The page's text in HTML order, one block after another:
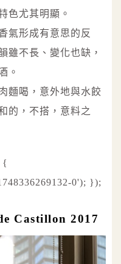
色尤其明顯。
氣形成有意思的反
雖不長、變化也缺，
。
麵喝，意外地與水餃
的，不搭，意料之
{
0'); });
Castillon 2017